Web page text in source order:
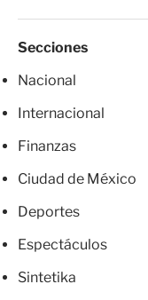
Secciones
Nacional
Internacional
Finanzas
Ciudad de México
Deportes
Espectáculos
Sintetika